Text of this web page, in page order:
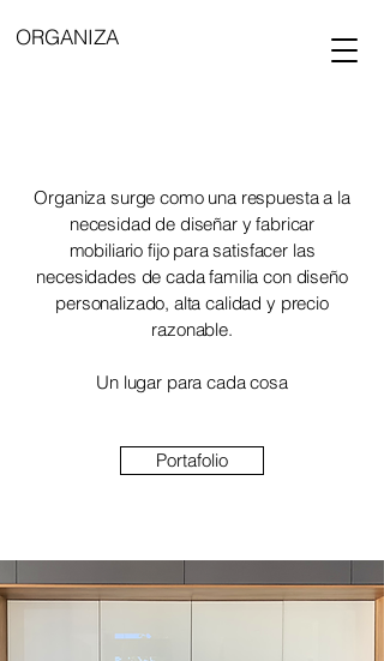
ORGANIZA
Organiza surge como una respuesta a la
necesidad de diseñar y fabricar
mobiliario fijo para satisfacer las
necesidades de cada familia con diseño
personalizado, alta calidad y precio
razonable.
Un lugar para cada cosa
Portafolio